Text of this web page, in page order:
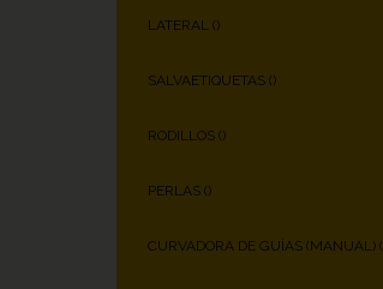
LATERAL ()
SALVAETIQUETAS ()
RODILLOS ()
PERLAS ()
CURVADORA DE GUÍAS (MANUAL) (